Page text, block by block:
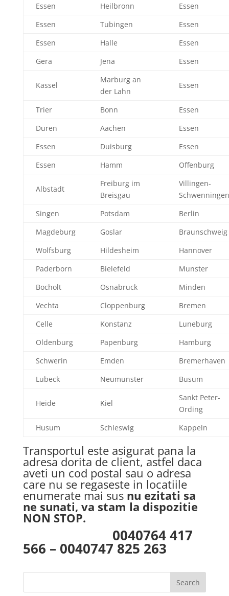
Essen
Heilbronn
Essen
Essen
Tubingen
Essen
Essen
Halle
Essen
Gera
Jena Essen
Kassel
Marburg an
der Lahn
Essen
Trier Bonn
Essen
Duren
Aachen
Essen
Essen
Duisburg
Essen
Essen
Hamm Offenburg
Albstadt
Freiburg im
Breisgau
Villingen-
Schwenningen
Singen
Potsdam
Berlin
Magdeburg
Goslar
Braunschweig
Wolfsburg
Hildesheim
Hannover
Paderborn
Bielefeld
Munster
Bocholt
Osnabruck
Minden
Vechta
Cloppenburg
Bremen
Celle
Konstanz
Luneburg
Oldenburg
Papenburg
Hamburg
Schwerin
Emden
Bremerhaven
Lubeck
Neumunster Busum
Heide Kiel
Sankt Peter-
Ording
Husum
Schleswig Kappeln
Transportul este asigurat pana la
adresa dorita de client, astfel daca
aveti un cod postal sau o adresa
care nu se regaseste in locatiile
enumerate mai susnu ezitati sa
ne sunati, va stam la dispozitie
NON STOP.
0040764 417
566 – 0040747 825 263